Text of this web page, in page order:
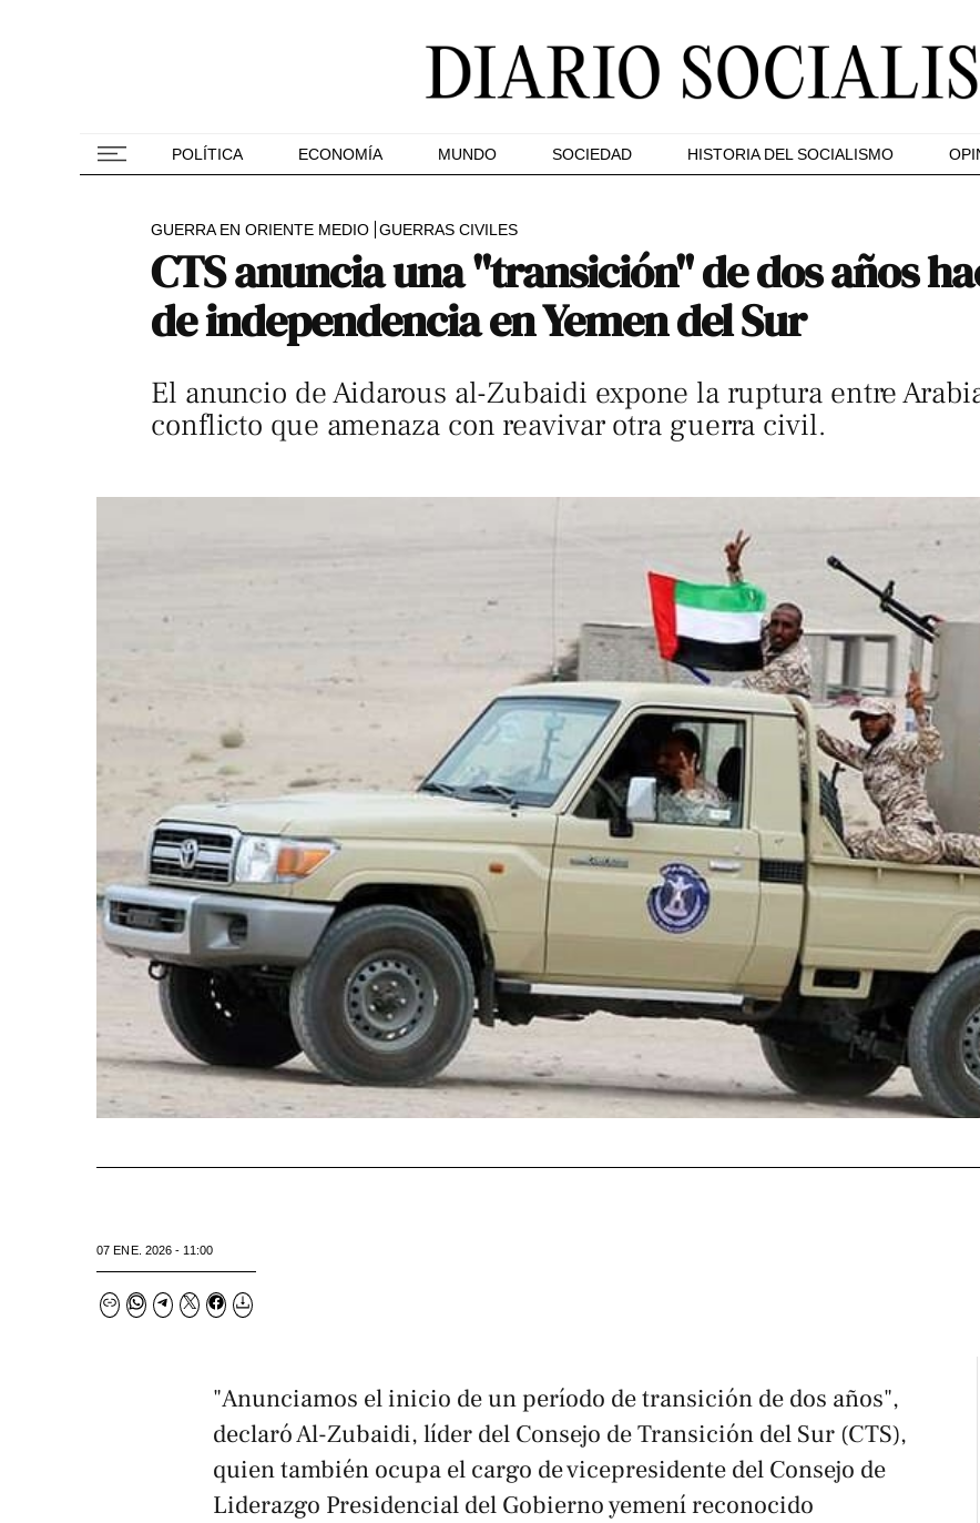
POLÍTICA ECONOMÍA MUNDO SOCIEDAD HISTORIA DEL SOCIALISMO
GUERRA EN ORIENTE MEDIO GUERRAS CIVILES
CTS anuncia una "transición" de dos años
de independencia en Yemen del Sur
El anuncio de Aidarous al-Zubaidi expone la ruptura entre
conflicto que amenaza con reavivar otra guerra civil.
07 ENE. 2026 - 11:00
"Anunciamos el inicio de un período de transición de dos años",
declaró Al-Zubaidi, líder del Consejo de Transición del Sur (CTS),
quien también ocupa el cargo de vicepresidente del Consejo de
Liderazgo Presidencial del Gobierno yemení reconocido